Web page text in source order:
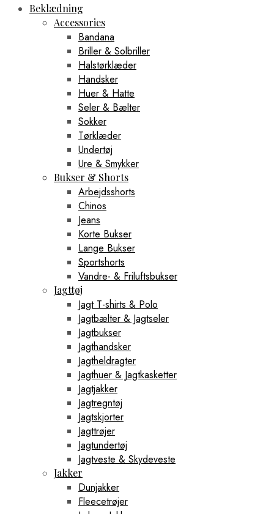
Beklædning
Accessories
Bandana
Briller & Solbriller
Halstørklæder
Handsker
Huer & Hatte
Seler & Bælter
Sokker
Tørklæder
Undertøj
Ure & Smykker
Bukser & Shorts
Arbejdsshorts
Chinos
Jeans
Korte Bukser
Lange Bukser
Sportshorts
Vandre- & Friluftsbukser
Jagttøj
Jagt T-shirts & Polo
Jagtbælter & Jagtseler
Jagtbukser
Jagthandsker
Jagtheldragter
Jagthuer & Jagtkasketter
Jagtjakker
Jagtregntøj
Jagtskjorter
Jagttrøjer
Jagtundertøj
Jagtveste & Skydeveste
Jakker
Dunjakker
Fleecetrøjer